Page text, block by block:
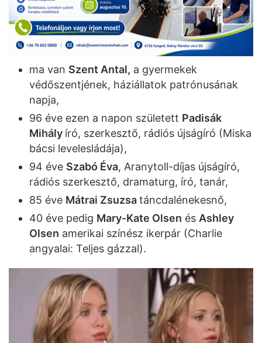
ma van Szent Antal, a gyermekek
védőszentjének, háziállatok patrónusának
napja,
96 éve ezen a napon született Padisák
Mihály író, szerkesztő, rádiós újságíró (Miska
bácsi levelesládája),
94 éve Szabó Éva, Aranytoll-díjas újságíró,
rádiós szerkesztő, dramaturg, író, tanár,
85 éve Mátrai Zsuzsatáncdalénekesnő,
40 éve pedig Mary-Kate Olsen és Ashley
Olsen amerikai színész ikerpár (Charlie
angyalai: Teljes gázzal).